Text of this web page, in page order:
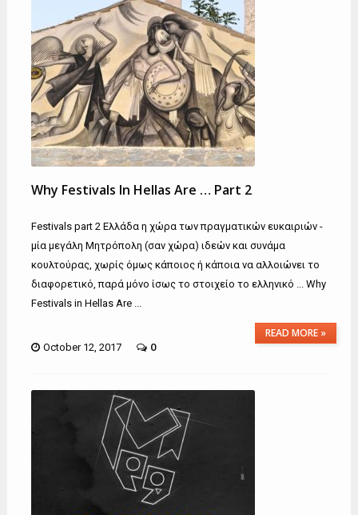
Why Festivals In Hellas Are … Part 2
Festivals part 2 Ελλάδα η χώρα των πραγματικών ευκαιριών -
μία μεγάλη Μητρόπολη (σαν χώρα) ιδεών και συνάμα
κουλτούρας, χωρίς όμως κάποιος ή κάποια να αλλοιώνει το
διαφορετικό, παρά μόνο ίσως το στοιχείο το ελληνικό ... Why
Festivals in Hellas Are ...
READ MORE »
October 12, 2017 0